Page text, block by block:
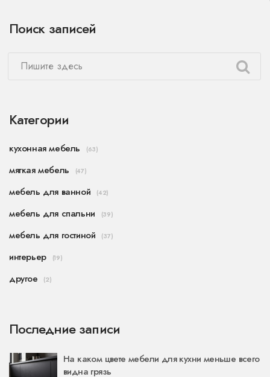
сделать покупку, о которой не придётся
Поиск записей
Категории
кухонная мебель (63)
мягкая мебель (47)
мебель для ванной (42)
мебель для спальни (39)
мебель для гостиной (37)
интерьер (19)
другое (2)
Последние записи
На каком цвете мебели для кухни меньше всего
видна грязь